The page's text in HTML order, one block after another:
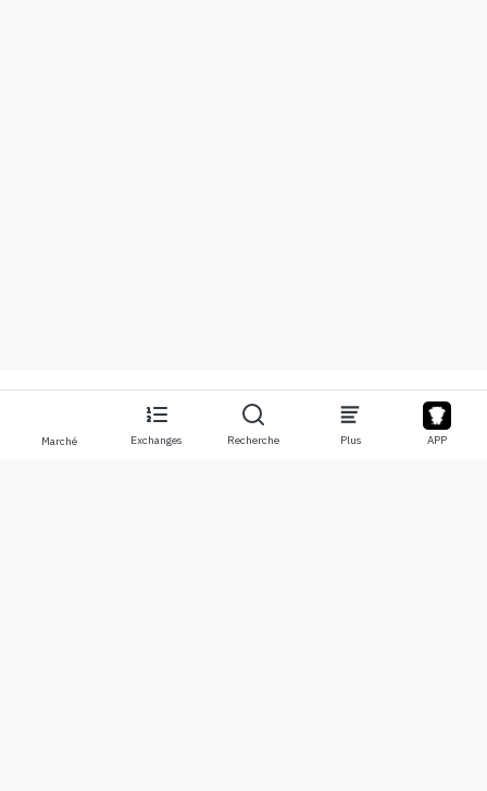
Marché Exchanges Recherche Plus APP